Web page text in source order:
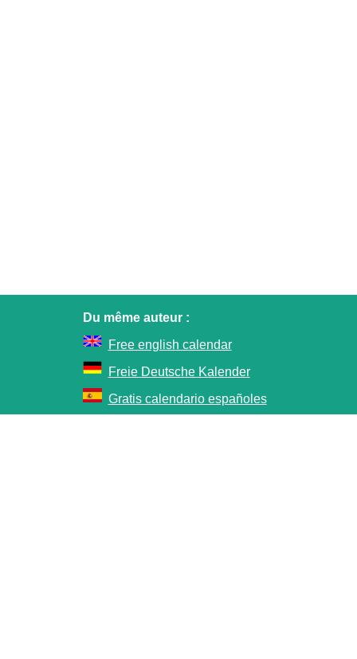
Du même auteur :
Free english calendar
Freie Deutsche Kalender
Gratis calendario españoles